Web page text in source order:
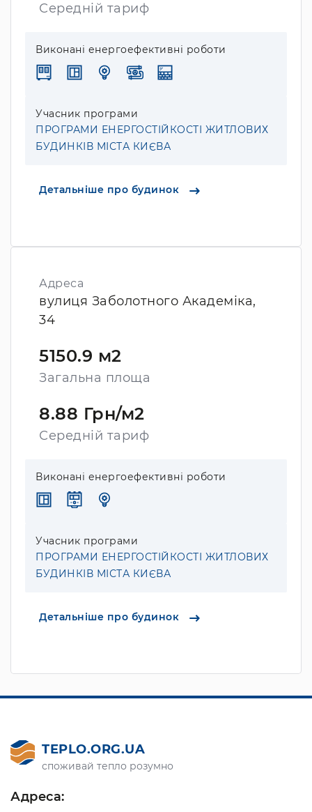
Середній тариф
Виконані енергоефективні роботи
Учасник програми
ПРОГРАМИ ЕНЕРГОСТІЙКОСТІ ЖИТЛОВИХ
БУДИНКІВ МІСТА КИЄВА
Детальніше про будинок
Адреса
вулиця Заболотного Академіка,
34
5150.9 м2
Загальна площа
8.88 Грн/м2
Середній тариф
Виконані енергоефективні роботи
Учасник програми
ПРОГРАМИ ЕНЕРГОСТІЙКОСТІ ЖИТЛОВИХ
БУДИНКІВ МІСТА КИЄВА
Детальніше про будинок
TEPLO.ORG.UA
споживай тепло розумно
Адреса: